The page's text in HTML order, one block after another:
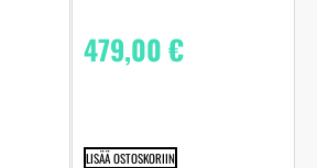
479,00€
LISÄÄ OSTOSKORIIN